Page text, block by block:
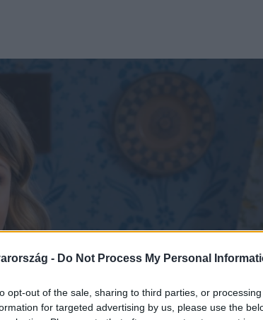
- Do Not Process My Personal
opt-out of the sale, sharing to third parties, or
for targeted advertising by us, please use the